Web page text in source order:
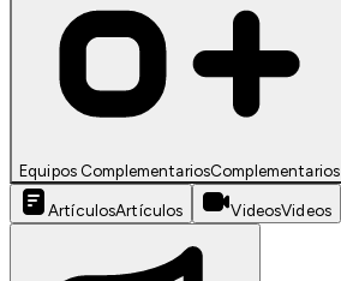
Equipos ComplementariosComplementarios
ArtículosArtículos VideosVideos